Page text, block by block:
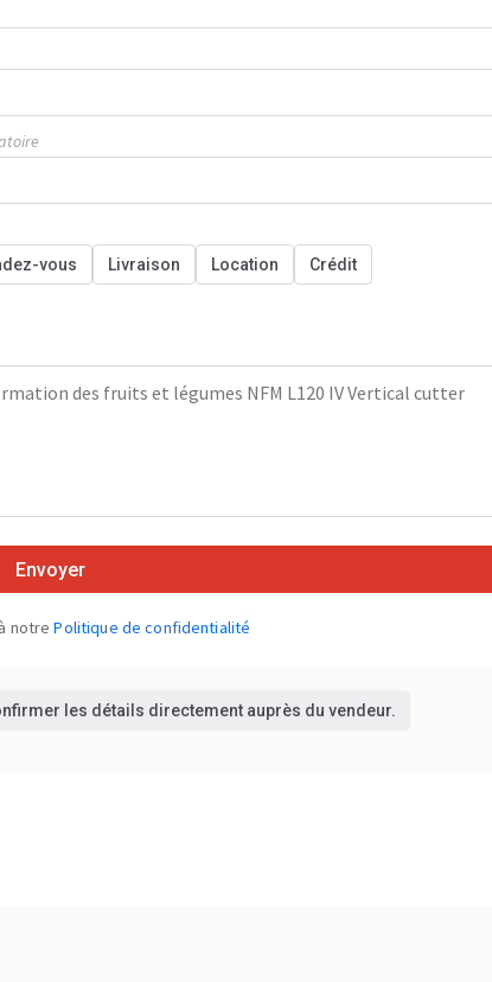
vous Livraison Location Crédit
Envoyer
notrePolitique de confidentialité
les détails directement auprès du vendeur.